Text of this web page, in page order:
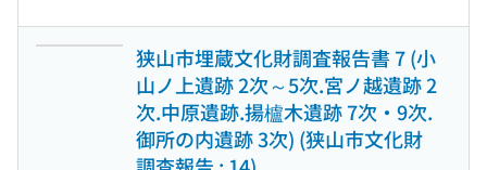
狭山市埋蔵文化財調査報告書 7 (小
山ノ上遺跡 2次～5次.宮ノ越遺跡 2
次.中原遺跡.揚櫨木遺跡 7次・9次.
御所の内遺跡 3次) (狭山市文化財